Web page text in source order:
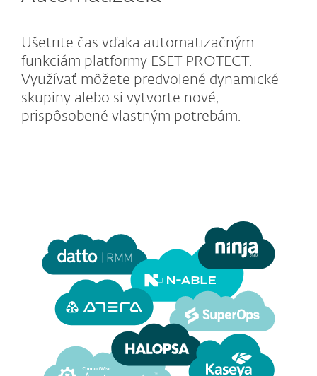
Ušetrite čas vďaka automatizačným
funkciám platformy ESET PROTECT.
Využívať môžete predvolené dynamické
skupiny alebo si vytvorte nové,
prispôsobené vlastným potrebám.